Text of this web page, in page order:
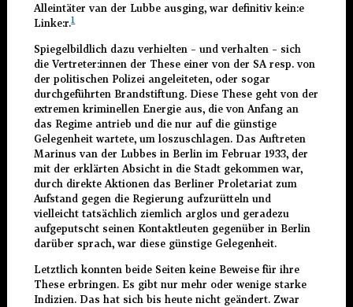
Alleintäter van der Lubbe ausging, war definitiv kein:e
Linke:r.1
Spiegelbildlich dazu verhielten – und verhalten – sich
die Vertreter:innen der These einer von der SA resp. von
der politischen Polizei angeleiteten, oder sogar
durchgeführten Brandstiftung. Diese These geht von der
extremen kriminellen Energie aus, die von Anfang an
das Regime antrieb und die nur auf die günstige
Gelegenheit wartete, um loszuschlagen. Das Auftreten
Marinus van der Lubbes in Berlin im Februar 1933, der
mit der erklärten Absicht in die Stadt gekommen war,
durch direkte Aktionen das Berliner Proletariat zum
Aufstand gegen die Regierung aufzurütteln und
vielleicht tatsächlich ziemlich arglos und geradezu
aufgeputscht seinen Kontaktleuten gegenüber in Berlin
darüber sprach, war diese günstige Gelegenheit.
Letztlich konnten beide Seiten keine Beweise für ihre
These erbringen. Es gibt nur mehr oder wenige starke
Indizien. Das hat sich bis heute nicht geändert. Zwar